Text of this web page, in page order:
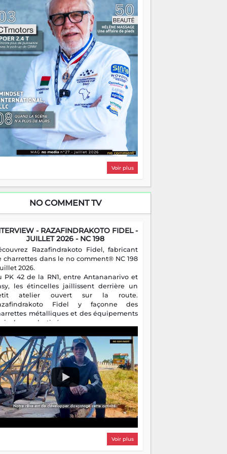
on pourrait s'arrêter là, applaudir et
chez soi satisfait. Mais ce serait
à côté d'une chose essentielle. La
ça brûle fort — et parfois, ça brûle
Une flamme sans direction peut
autant qu'elle peut consumer. C'est
que les aînés entrent en scène — pas
reprendre le gouvernail, mais pour
où sont les récifs. Les jeunes ont la
les vieux ont l'expérience, comme on
Ce n'est pas un combat de générations
c'est une question d'équipage. Partagez
réussites, mais aussi vos échecs. Surtout
échecs, d'ailleurs — ils enseignent
que n'importe quel manuel. À
la barque avance. Il faut juste
que tout le monde rame dans le
Voir plus
NO COMMENT TV
- RAZAFINDRAKOTO FIDEL -
JUILLET 2026 - NC 198
Razafindrakoto Fidel, fabricant
charrettes dans le no comment® NC 198
2026.
PK 42 de la RN1, entre Antananarivo et
les étincelles jaillissent derrière un
atelier ouvert sur la route.
Fidel y façonne des
métalliques et des équipements
destinés aux campagnes
il perpétue un métier discret mais
Voir plus